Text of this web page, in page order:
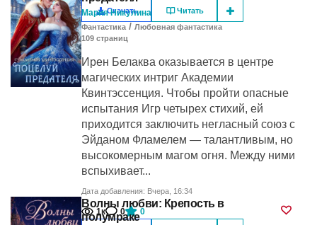
Скачать Читать
Мария Никулина
Фантастика / Любовная фантастика
109 cтраниц
Ирен Белаква оказывается в центре
магических интриг Академии
Квинтэссенция. Чтобы пройти опасные
испытания Игр четырех стихий, ей
приходится заключить негласный союз с
Эйданом Фламелем — талантливым, но
высокомерным магом огня. Между ними
вспыхивает...
Дата добавления: Вчера, 16:34
1к 0 0
Волны любви: Крепость в
полумраке